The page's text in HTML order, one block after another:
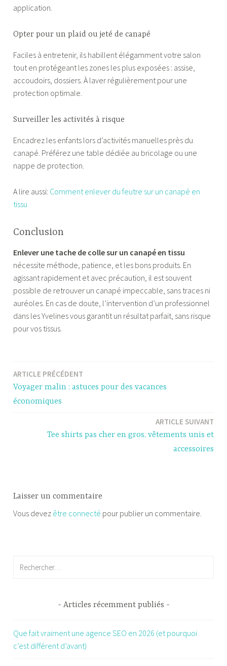
application.
Opter pour un plaid ou jeté de canapé
Faciles à entretenir, ils habillent élégamment votre salon
tout en protégeant les zones les plus exposées : assise,
accoudoirs, dossiers. À laver régulièrement pour une
protection optimale.
Surveiller les activités à risque
Encadrez les enfants lors d’activités manuelles près du
canapé. Préférez une table dédiée au bricolage ou une
nappe de protection.
A lire aussi: Comment enlever du feutre sur un canapé en
tissu
Conclusion
Enlever une tache de colle sur un canapé en tissu
nécessite méthode, patience, et les bons produits. En
agissant rapidement et avec précaution, il est souvent
possible de retrouver un canapé impeccable, sans traces ni
auréoles. En cas de doute, l’intervention d’un professionnel
dans les Yvelines vous garantit un résultat parfait, sans risque
pour vos tissus.
Navigation
de
ARTICLE PRÉCÉDENT
Voyager malin : astuces pour des vacances
économiques
ARTICLE SUIVANT
Tee shirts pas cher en gros, vêtements unis et
accessoires
Laisser un commentaire
Vous devez être connecté pour publier un commentaire.
Articles récemment publiés
Que fait vraiment une agence SEO en 2026 (et pourquoi
c’est différent d’avant)